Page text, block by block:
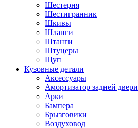
Шестерня
Шестигранник
Шкивы
Шланги
Штанги
Штуцеры
Щуп
Кузовные детали
Аксессуары
Амортизатор задней двери
Арки
Бампера
Брызговики
Воздуховод